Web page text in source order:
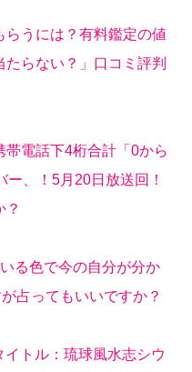
らうには？有料鑑定の値
らない？」口コミ評判
電話下4桁合計「0から
、！5月20日放送回！
？
る色で今の自分が分か
占ってもいいですか？
トル：琉球風水志シウ